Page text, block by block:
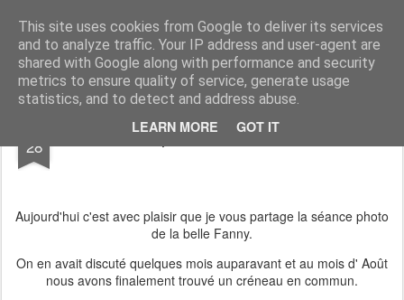
This site uses cookies from Google to deliver its services
and to analyze traffic. Your IP address and user-agent are
shared with Google along with performance and security
metrics to ensure quality of service, generate usage
statistics, and to detect and address abuse.
LEARN MORE GOT IT
AURELIA HOLDER PHOTOGRAPHIE Bienvenue dans mon univers, je suis photographe professionnelle sur Montbéliard (25), Manosque(04)et je me deplace partout en France. Les photos de ce blog ne sont pas libres de droit, merci de ne pas les diffuser sans mon autorisation.
Pages
28 Une séance photo en forêt à Montbéliard
Aujourd'hui c'est avec plaisir que je vous partage la séance photo
de la belle Fanny.
On en avait discuté quelques mois auparavant et au mois d' Août
nous avons finalement trouvé un créneau en commun.